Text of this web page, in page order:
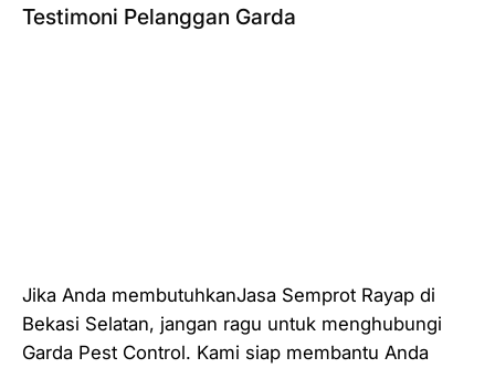
Testimoni Pelanggan Garda
Jika Anda membutuhkanJasa Semprot Rayap di
Bekasi Selatan, jangan ragu untuk menghubungi
Garda Pest Control. Kami siap membantu Anda